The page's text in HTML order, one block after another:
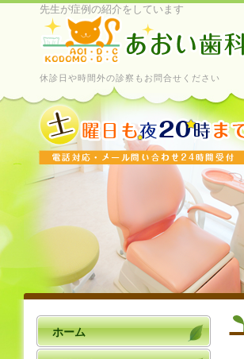
先生が症例の紹介をしています
休診日や時間外の診察もお問合せください
ホーム